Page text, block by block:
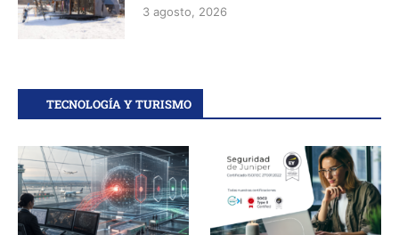
3 agosto, 2026
TECNOLOGÍA Y TURISMO